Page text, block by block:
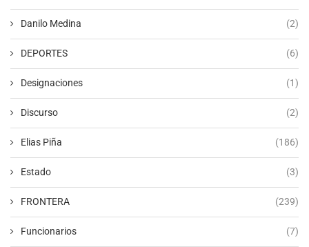
Danilo Medina (2)
DEPORTES (6)
Designaciones (1)
Discurso (2)
Elias Piña (186)
Estado (3)
FRONTERA (239)
Funcionarios (7)